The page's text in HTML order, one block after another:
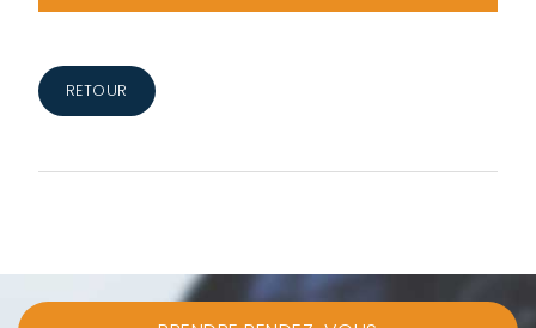
RETOUR